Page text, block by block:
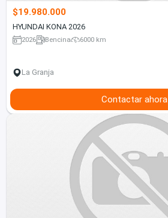
$19.980.000
HYUNDAI KONA 2026
2026 Bencina 6000 km
La Granja
Contactar ahora